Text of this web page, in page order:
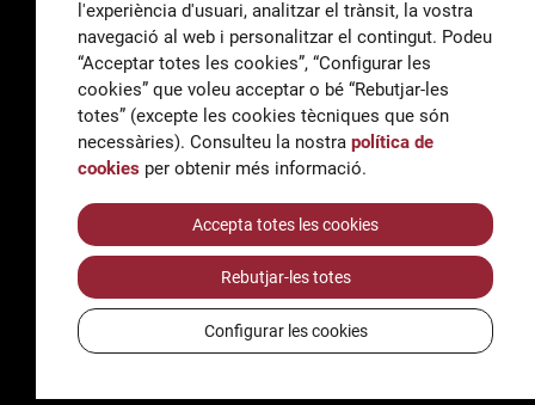
General
correu@escoladeltreball.org
Informació
informacio@escoladeltreball.org
AccessibilitatAvís legal i Política de Privacitat
Política de cookies
Crèdits
l'experiència d'usuari, analitzar el trànsit, la vostra
navegació al web i personalitzar el contingut. Podeu
“Acceptar totes les cookies”, “Configurar les
cookies” que voleu acceptar o bé “Rebutjar-les
totes” (excepte les cookies tècniques que són
necessàries). Consulteu la nostra política de
cookies per obtenir més informació.
Accepta totes les cookies
Rebutjar-les totes
Configurar les cookies